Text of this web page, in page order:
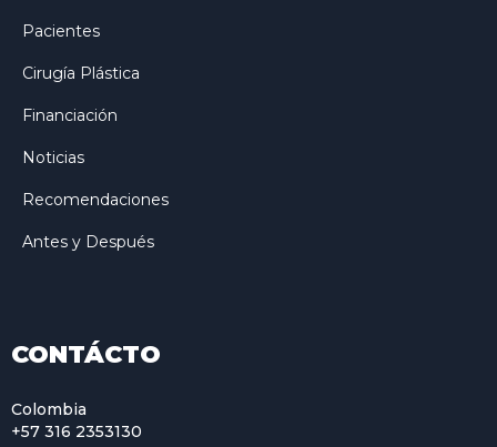
Pacientes
Cirugía Plástica
Financiación
Noticias
Recomendaciones
Antes y Después
CONTÁCTO
Colombia
+57 316 2353130